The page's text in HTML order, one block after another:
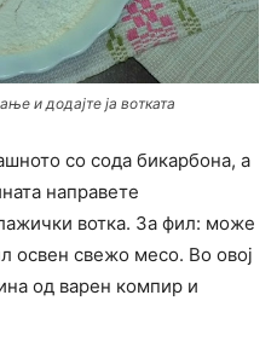
и додајте ја вотката
со сода бикарбона, а
направете
вотка. За фил: може
освен свежо месо. Во овој
од варен компир и